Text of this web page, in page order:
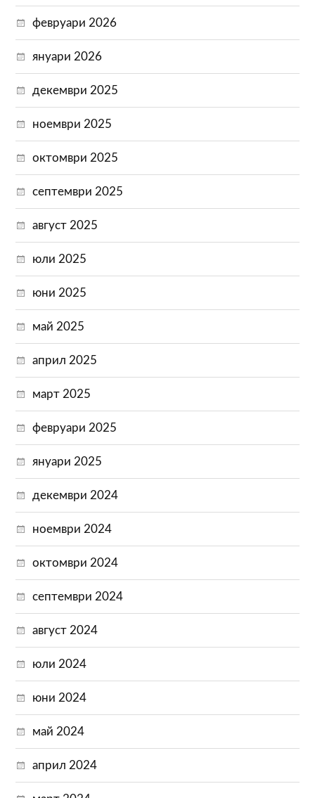
февруари 2026
януари 2026
декември 2025
ноември 2025
октомври 2025
септември 2025
август 2025
юли 2025
юни 2025
май 2025
април 2025
март 2025
февруари 2025
януари 2025
декември 2024
ноември 2024
октомври 2024
септември 2024
август 2024
юли 2024
юни 2024
май 2024
април 2024